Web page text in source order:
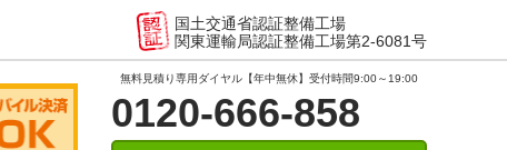
国土交通省認証整備工場
関東運輸局認証整備工場第2-6081号
無料見積り専用ダイヤル【年中無休】受付時間9:00～19:00
0120-666-858